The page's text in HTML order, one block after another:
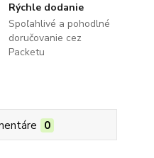
Rýchle dodanie
Spoľahlivé a pohodlné
doručovanie cez
Packetu
0